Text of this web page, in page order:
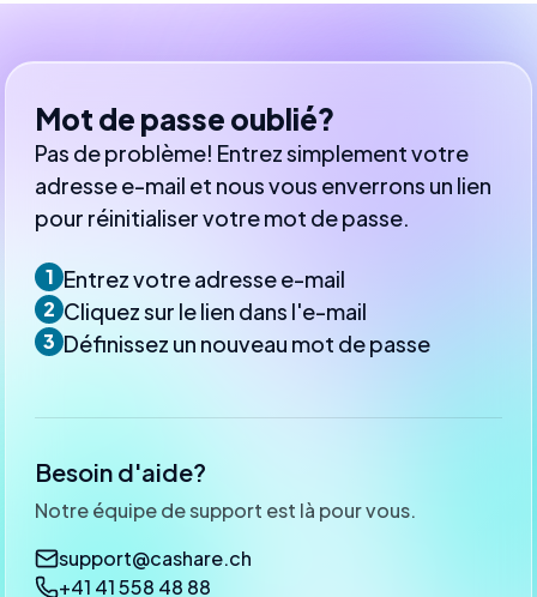
Mot de passe oublié?
Pas de problème! Entrez simplement votre
adresse e-mail et nous vous enverrons un lien
pour réinitialiser votre mot de passe.
1 Entrez votre adresse e-mail
2 Cliquez sur le lien dans l'e-mail
3 Définissez un nouveau mot de passe
Besoin d'aide?
Notre équipe de support est là pour vous.
support@cashare.ch
+41 41 558 48 88